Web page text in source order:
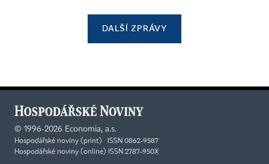
DALŠÍ ZPRÁVY
© 1996-2026 Economia, a.s.
Hospodářské noviny (print) ISSN 0862-9587
Hospodářské noviny (online) ISSN 2787-950X